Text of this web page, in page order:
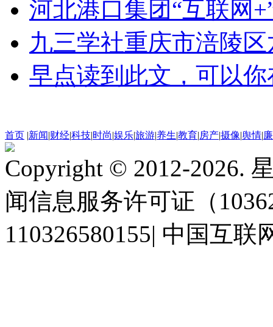
河北港口集团“互联网
九三学社重庆市涪陵
早点读到此文，可以
首页 |新闻|财经|科技|时尚|娱乐|旅游|养生|教育|房产|摄像|舆情|
Copyright © 2012-2026.
闻信息服务许可证（
110326580155| 中国互联